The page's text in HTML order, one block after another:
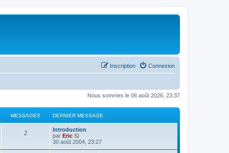
Connexion
Inscription
Nous sommes le 06 août 2026, 23:37
MESSAGES DERNIER MESSAGE
2
Introduction
par Eric
o
30 août 2004, 23:27